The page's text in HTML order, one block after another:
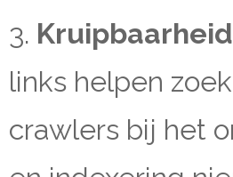
3.
links helpen
crawlers bij het